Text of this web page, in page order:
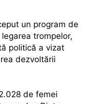
un program de
trompelor,
politică a vizat
dezvoltării
de femei